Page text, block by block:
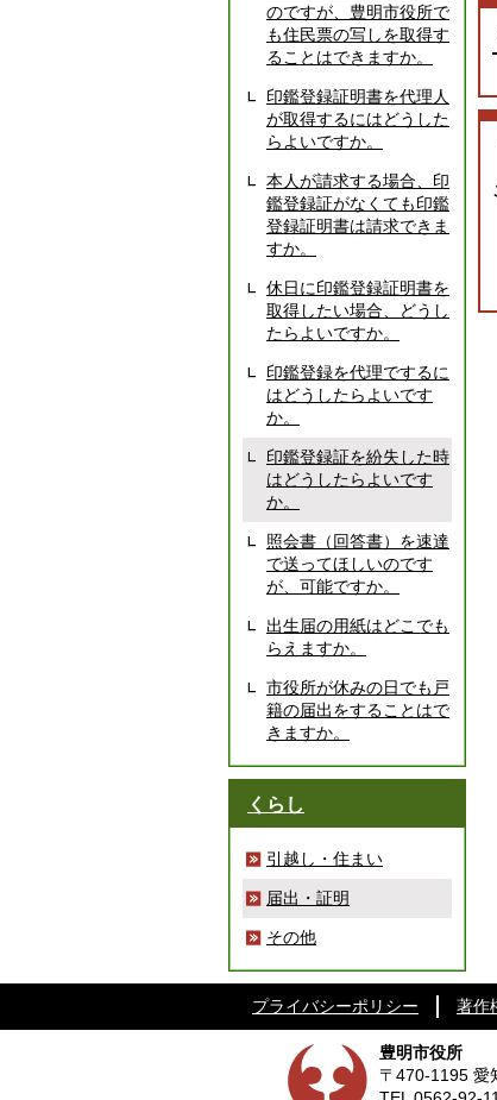
のですが、豊明市役所で
も住民票の写しを取得す
ることはできますか。
印鑑登録証明書を代理人
が取得するにはどうした
らよいですか。
本人が請求する場合、印
鑑登録証がなくても印鑑
登録証明書は請求できま
すか。
休日に印鑑登録証明書を
取得したい場合、どうし
たらよいですか。
印鑑登録を代理でするに
はどうしたらよいです
か。
印鑑登録証を紛失した時
はどうしたらよいです
か。
照会書（回答書）を速達
で送ってほしいのです
が、可能ですか。
出生届の用紙はどこでも
らえますか。
市役所が休みの日でも戸
籍の届出をすることはで
きますか。
くらし
引越し・住まい
届出・証明
その他
プライバシーポリシー 著作
豊明市役所
〒470-1195 愛